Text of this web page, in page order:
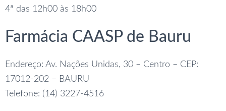
4ª das 12h00 às 18h00
Farmácia CAASP de Bauru
Endereço: Av. Nações Unidas, 30 – Centro – CEP:
17012-202 – BAURU
Telefone: (14) 3227-4516